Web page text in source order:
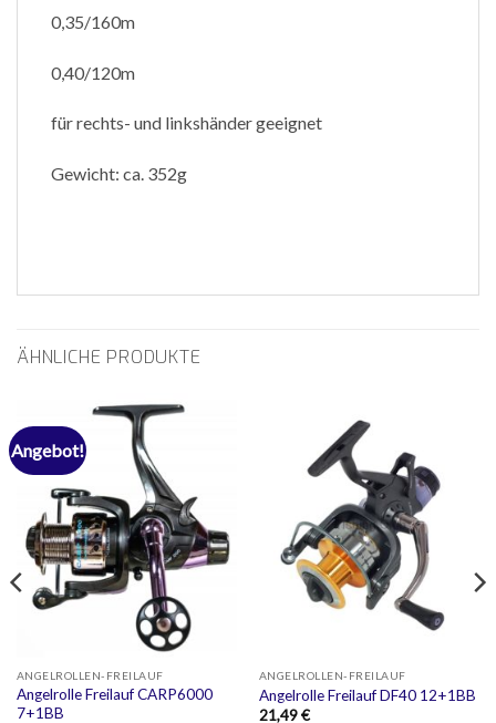
0,35/160m
0,40/120m
für rechts- und linkshänder geeignet
Gewicht: ca. 352g
ÄHNLICHE PRODUKTE
Angebot!
ANGELROLLEN-FREILAUF
Angelrolle Freilauf CARP6000
7+1BB
ANGELROLLEN-FREILAUF
Angelrolle Freilauf DF40 12+1BB
21,49€